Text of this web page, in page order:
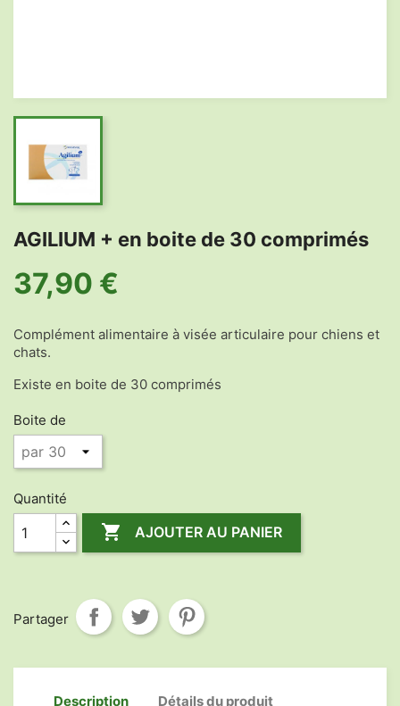
AGILIUM + en boite de 30 comprimés
37,90 €
Complément alimentaire à visée articulaire pour chiens et
chats.
Existe en boite de 30 comprimés
Boite de
Quantité
 AJOUTER AU PANIER
Partager
Description Détails du produit